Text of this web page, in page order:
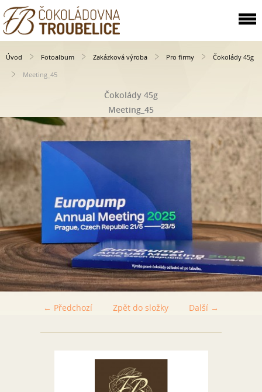
Úvod Fotoalbum Zakázková výroba Pro firmy
Čokolády 45g
Meeting_45
Čokolády 45g
Meeting_45
← Předchozí Další →
Zpět do složky